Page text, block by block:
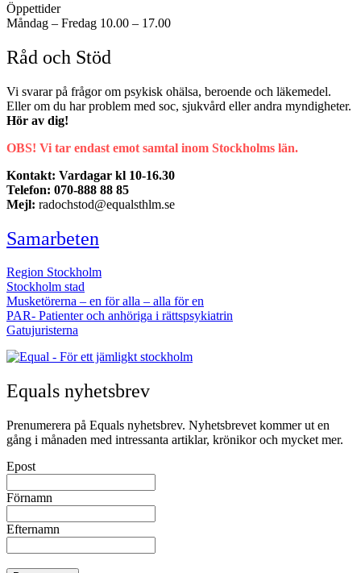
Öppettider
Måndag – Fredag 10.00 – 17.00
Råd och Stöd
Vi svarar på frågor om psykisk ohälsa, beroende och läkemedel.
Eller om du har problem med soc, sjukvård eller andra myndigheter.
Hör av dig!
OBS! Vi tar endast emot samtal inom Stockholms län.
Kontakt: Vardagar kl 10-16.30
Telefon: 070-888 88 85
Mejl: radochstod@equalsthlm.se
Samarbeten
Region Stockholm
Stockholm stad
Musketörerna – en för alla – alla för en
PAR- Patienter och anhöriga i rättspsykiatrin
Gatujuristerna
Equals nyhetsbrev
Prenumerera på Equals nyhetsbrev. Nyhetsbrevet kommer ut en
gång i månaden med intressanta artiklar, krönikor och mycket mer.
Epost
Förnamn
Efternamn